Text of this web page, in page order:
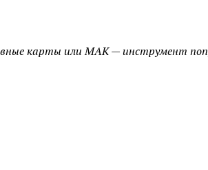
карты или МАК — инструмент